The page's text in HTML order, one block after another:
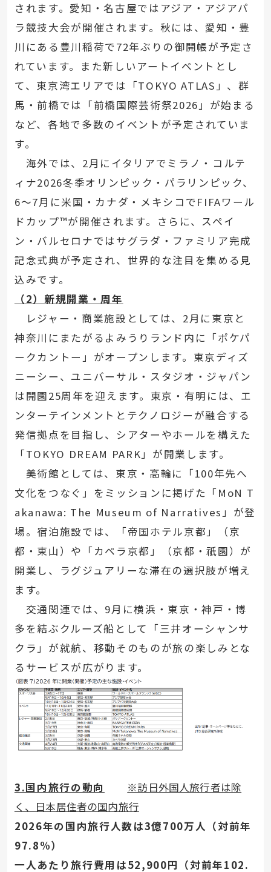
されます。愛知・名古屋ではアジア・アジアパ
ラ競技大会が開催されます。秋には、愛知・豊
川にある豊川稲荷で72年ぶりの御開帳が予定さ
れています。また新しいアートイベントとし
て、東京湾エリアでは「TOKYO ATLAS」、群
馬・前橋では「前橋国際芸術祭2026」が始まる
など、各地で多数のイベントが予定されていま
す。
海外では、2月にイタリアでミラノ・コルテ
ィナ2026冬季オリンピック・パラリンピック、
6～7月に米国・カナダ・メキシコでFIFAワール
ドカップ™が開催されます。さらに、スペイ
ン・バルセロナではサグラダ・ファミリア完成
記念式典が予定され、世界的な注目を集める見
込みです。
（2）新規開業・周年
レジャー・商業施設としては、2月に東京と
神奈川にまたがるよみうりランド内に「ポケパ
ークカントー」がオープンします。東京ディズ
ニーシー、ユニバーサル・スタジオ・ジャパン
は開園25周年を迎えます。東京・有明には、エ
ンターテインメントとテクノロジーが融合する
発信拠点を目指し、シアターやホールを構えた
「TOKYO DREAM PARK」が開業します。
美術館としては、東京・高輪に「100年先へ
文化をつなぐ」をミッションに掲げた「MoN T
akanawa: The Museum of Narratives」が登
場。宿泊施設では、「帝国ホテル京都」（京
都・東山）や「カペラ京都」（京都・祇園）が
開業し、ラグジュアリーな滞在の選択肢が増え
ます。
交通関連では、9月に横浜・東京・神戸・博
多を結ぶクルーズ船として「三井オーシャンサ
クラ」が就航、移動そのものが旅の楽しみとな
るサービスが広がります。
3.国内旅行の動向
※訪日外国人旅行者は除
く、日本居住者の国内旅行
2026年の国内旅行人数は3億700万人（対前年
97.8%）
一人あたり旅行費用は52,900円（対前年102.